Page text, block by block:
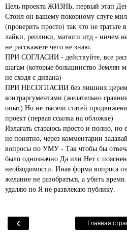
Цель проекта ЖИЗНЬ, первый этап
Стоил он вашему покорному слуге
(проверить просто) так что не тратьте
лайки, реплики, матюги итд - ничем
не расскажете чего не знаю.
ПРИ СОГЛАСИИ - действуйте, все
шагам (которые большинство Землян
не сходя с дивана)
ПРИ НЕСОГЛАСИИ без лишних
контраргументами (желательно
опыт) Но не тысячи статей
проект (первая ссылка на обложке)
Излагать стараюсь просто и полно, но
не понятно, через комментарии
вопросы по УМУ - Так чтобы бы
было однозначно Да или Нет с
необходимости. Иная форма вопроса
желание не разобраться, а убить
удаляю но Я не развлекаю публику.
‹ Главная